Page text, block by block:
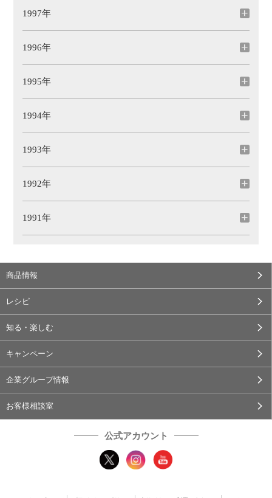
1997年
1996年
1995年
1994年
1993年
1992年
1991年
商品情報
レシピ
知る・楽しむ
キャンペーン
企業グループ情報
お客様相談室
公式アカウント